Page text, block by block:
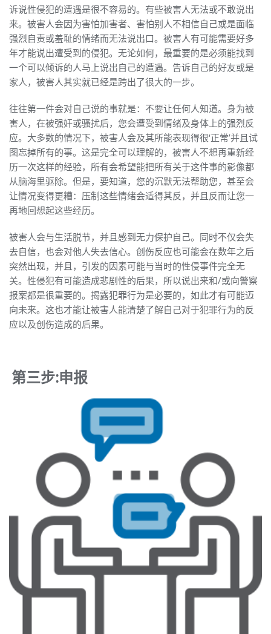
诉说性侵犯的遭遇是很不容易的。有些被害人无法或不敢说出
来。被害人会因为害怕加害者、害怕别人不相信自己或是面临
强烈自责或羞耻的情绪而无法说出口。被害人有可能需要好多
年才能说出遭受到的侵犯。无论如何，最重要的是必须能找到
一个可以倾诉的人马上说出自己的遭遇。告诉自己的好友或是
家人，被害人其实就已经是跨出了很大的一步。
往往第一件会对自己说的事就是：不要让任何人知道。身为被
害人，在被强奸或骚扰后，您会遭受到情绪及身体上的强烈反
应。大多数的情况下，被害人会及其所能表现得很‘正常’并且试
图忘掉所有的事。这是完全可以理解的，被害人不想再重新经
历一次这样的经验，所有会希望能把所有关于这件事的影像都
从脑海里驱除。但是，要知道，您的沉默无法帮助您，甚至会
让情况变得更糟：压制这些情绪会适得其反，并且反而让您一
再地回想起这些经历。
被害人会与生活脱节，并且感到无力保护自己。同时不仅会失
去自信，也会对他人失去信心。创伤反应也可能会在数年之后
突然出现，并且，引发的因素可能与当时的性侵事件完全无
关。性侵犯有可能造成悲剧性的后果，所以说出来和/或向警察
报案都是很重要的。揭露犯罪行为是必要的，如此才有可能迈
向未来。这也才能让被害人能清楚了解自己对于犯罪行为的反
应以及创伤造成的后果。
第三步:申报